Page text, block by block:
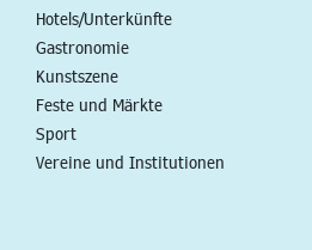
Hotels/Unterkünfte
Gastronomie
Kunstszene
Feste und Märkte
Sport
Vereine und Institutionen